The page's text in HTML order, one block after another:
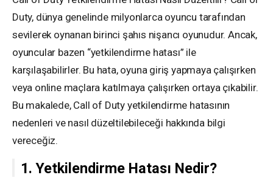
Duty, dünya genelinde milyonlarca oyuncu tarafından
sevilerek oynanan birinci şahıs nişancı oyunudur. Ancak,
oyuncular bazen “yetkilendirme hatası” ile
karşılaşabilirler. Bu hata, oyuna giriş yapmaya çalışırken
veya online maçlara katılmaya çalışırken ortaya çıkabilir.
Bu makalede, Call of Duty yetkilendirme hatasının
nedenleri ve nasıl düzeltilebileceği hakkında bilgi
vereceğiz.
1. Yetkilendirme Hatası Nedir?